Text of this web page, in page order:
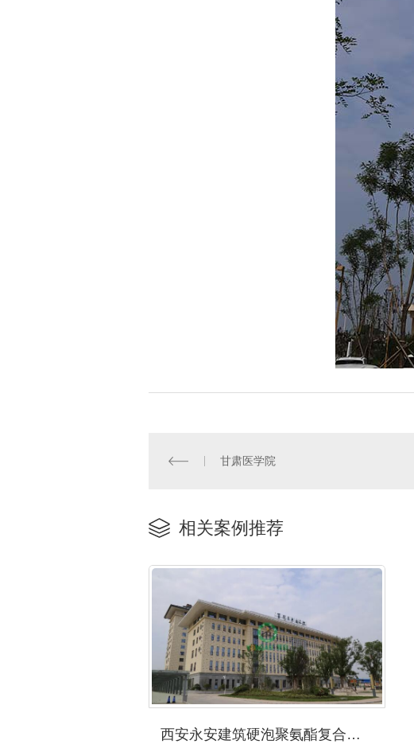
甘肃医学院
相关案例推荐
西安永安建筑硬泡聚氨酯复合板—富平中西医结合医院